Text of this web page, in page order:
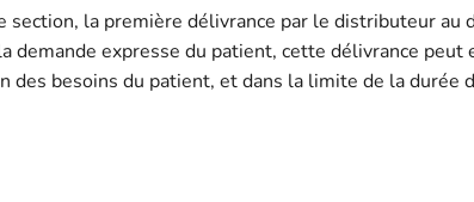
la première délivrance par le distributeur
expresse du patient, cette délivrance peut
besoins du patient, et dans la limite de la durée